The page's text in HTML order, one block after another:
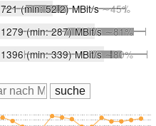
721(min: 52.2)MBit/s∼45%
1279(min: 287)MBit/s∼81%
1396(min: 339)MBit/s∼80%